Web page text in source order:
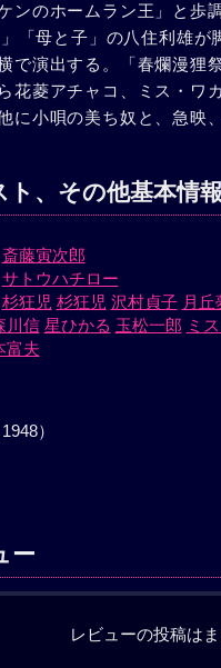
ンのホームラン王」と歩
」「母と子」の八住利雄
で演出する。「春爛漫狸
花菱アチャコ、ミス・ワ
に小唄の美ち奴と、急映
ト、その他基本情報
斎藤寅次郎
サトウハチロー
杉狂児 杉狂児 沢村貞子 月丘
川信 星ひかる 玉松一郎 ミ
富夫
）
ー
レビューの投稿は